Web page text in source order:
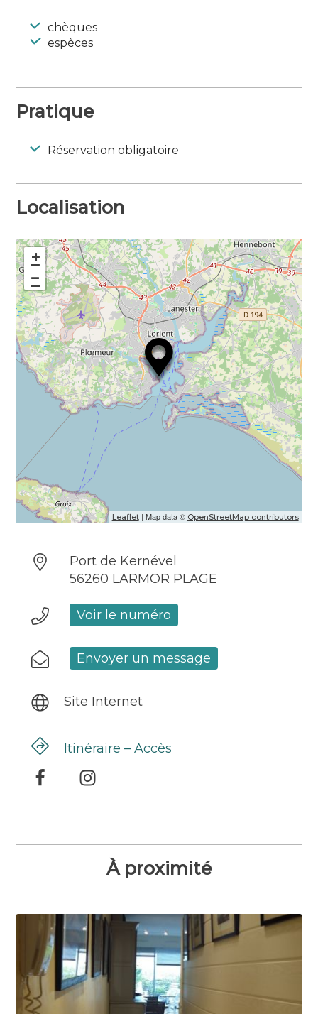
chèques
espèces
Pratique
Réservation obligatoire
Localisation
+
−
Leaflet| Map data © OpenStreetMap contributors
Port de Kernével
56260 LARMOR PLAGE
Voir le numéro
Envoyer un message
Site Internet
Itinéraire – Accès
À proximité